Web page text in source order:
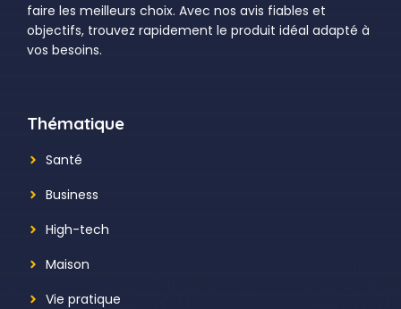
faire les meilleurs choix. Avec nos avis fiables et
objectifs, trouvez rapidement le produit idéal adapté à
vos besoins.
Thématique
Santé
Business
High-tech
Maison
Vie pratique